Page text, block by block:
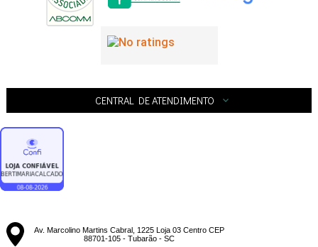
CENTRAL DE ATENDIMENTO
Av. Marcolino Martins Cabral, 1225 Loja 03 Centro CEP
88701-105 - Tubarão - SC